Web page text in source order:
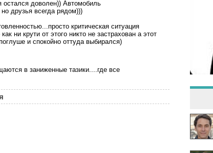
остался доволен)) Автомобиль
друзья всегда рядом)))
критическая ситуация
ни крути от этого никто не застрахован а этот
и спокойно оттуда выбирался)
в заниженные тазики....где все